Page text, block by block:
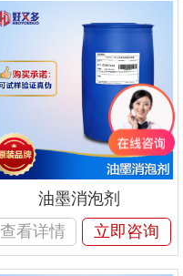
油墨消泡剂
查看详情
立即咨询